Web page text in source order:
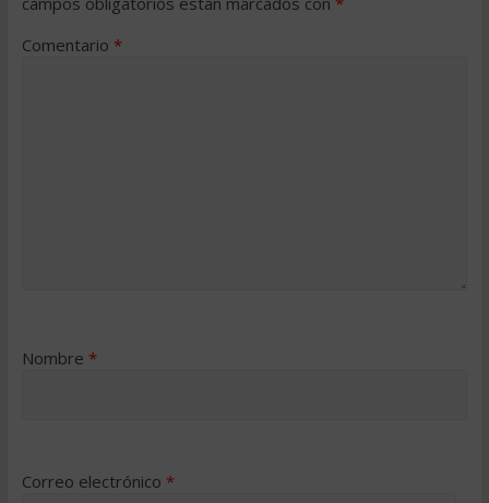
Comentario *
Nombre *
Correo electrónico *